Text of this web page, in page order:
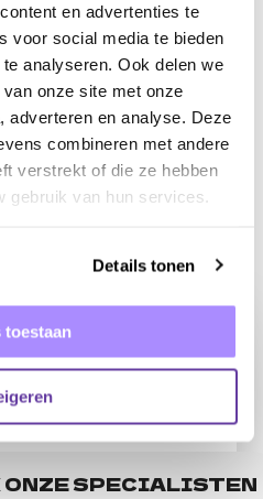
en advertenties te
voor social media te bieden
analyseren. Ook delen we
onze site met onze
adverteren en analyse. Deze
combineren met andere
verstrekt of die ze hebben
gebruik van hun services.
Details tonen
toestaan
te brengen en naar
Neem contact met
helpen jou graag verder!
KAART
SPECIALISTEN